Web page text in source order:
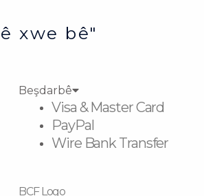
xwe bê"
Beşdarbê
Visa & Master Card
PayPal
Wire Bank Transfer
BCF Logo